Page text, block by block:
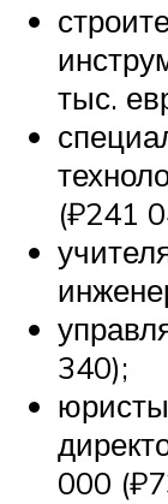
тыс.
(₽241
340);
000